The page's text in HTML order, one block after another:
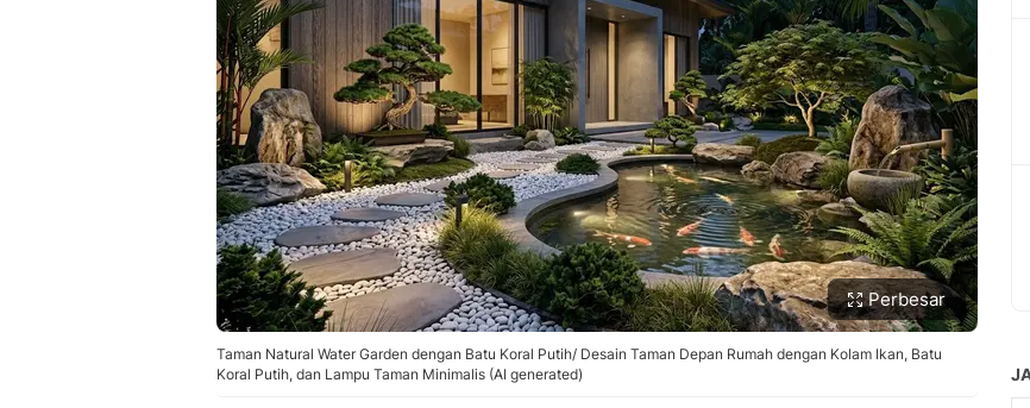
Perbesar
Taman Natural Water Garden dengan Batu Koral Putih/ Desain Taman Depan Rumah dengan Kolam Ikan, Batu
Koral Putih, dan Lampu Taman Minimalis (AI generated)